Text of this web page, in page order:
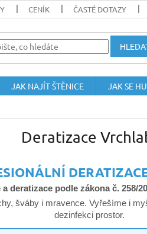
CENÍK ČASTÉ DOTAZY
JAK NAJÍT ŠTĚNICE JAK SE
Deratizace
deratizace podle zákona č. 258/
šváby i mravence. Vyřešíme i
dezinfekci prostor.